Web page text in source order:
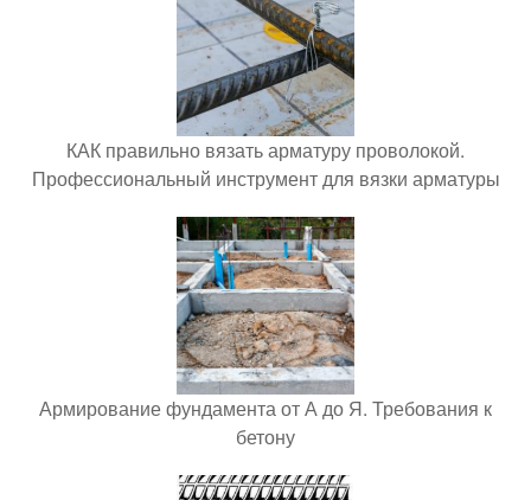
КАК правильно вязать арматуру проволокой.
Профессиональный инструмент для вязки арматуры
Армирование фундамента от А до Я. Требования к
бетону